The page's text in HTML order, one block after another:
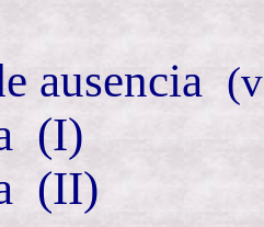
ausencia (
(I)
(II)